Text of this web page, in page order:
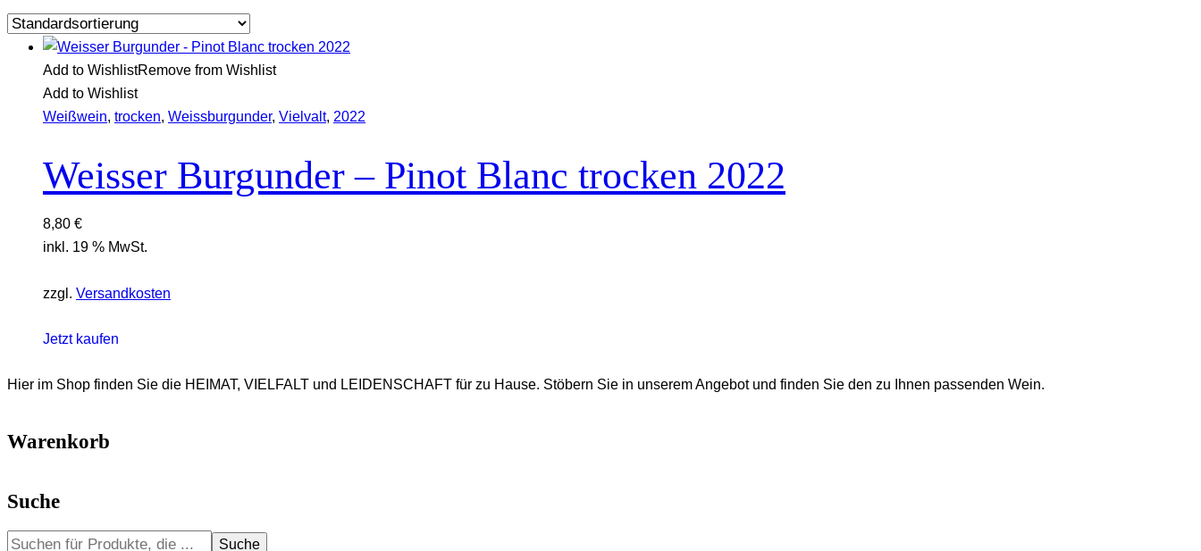
Add to WishlistRemove from Wishlist
Add to Wishlist
Weißwein, trocken, Weissburgunder, Vielvalt, 2022
Weisser Burgunder – Pinot Blanc trocken 2022
8,80 €
inkl. 19 % MwSt.
zzgl. Versandkosten
Jetzt kaufen
Hier im Shop finden Sie die HEIMAT, VIELFALT und LEIDENSCHAFT für zu Hause. Stöbern Sie in unserem Angebot und finden Sie den zu Ihnen passenden Wein.
Warenkorb
Suche
Suche